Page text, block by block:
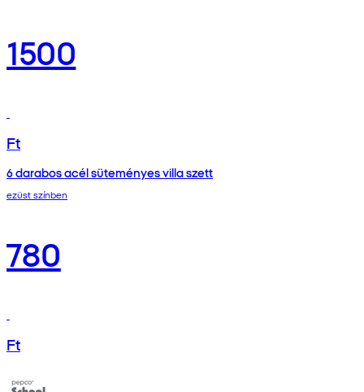
1500
Ft
6 darabos acél süteményes villa szett
ezüst színben
780
Ft